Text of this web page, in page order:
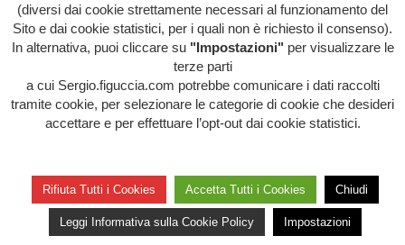
HOME/EVIDENZA/ HOME/ITALIA ITALIA
LIBERA-MENTE/ORRORI DI
STAMPA /QUESTA FOLLE SOCIETÀ/ATTENTI ALLE
BUFALE SULLE BUFALE
Attenti
alle
bufale
sulle
55
Fate un po’ come volete, per carità! Ognuno è
libero di pensarla come vuole, ma credo sia
(diversi dai cookie strettamente necessari al funzionamento del
Sito e dai cookie statistici, per i quali non è richiesto il consenso).
In alternativa, puoi cliccare su "Impostazioni" per visualizzare le
terze parti
a cui Sergio.figuccia.com potrebbe comunicare i dati raccolti
tramite cookie, per selezionare le categorie di cookie che desideri
accettare e per effettuare l’opt-out dai cookie statistici.
Rifiuta Tutti i Cookies Accetta Tutti i Cookies Chiudi
Leggi Informativa sulla Cookie Policy Impostazioni